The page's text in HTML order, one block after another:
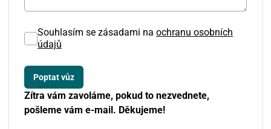
Souhlasím se zásadami na ochranu osobních
údajů
Zítra vám zavoláme, pokud to nezvednete,
pošleme vám e-mail. Děkujeme!
31 1 2 3 4 5